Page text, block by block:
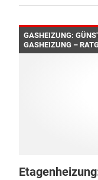
GASHEIZUNG:
GASHEIZUNG –